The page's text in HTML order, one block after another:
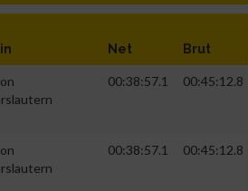
Net Brut
00:38:57.1 00:45:12.8
00:38:57.1 00:45:12.8